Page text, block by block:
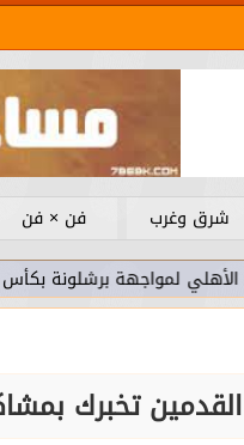
شرق وغرب فن × فن
برشلونة بكأس خوان جامبر